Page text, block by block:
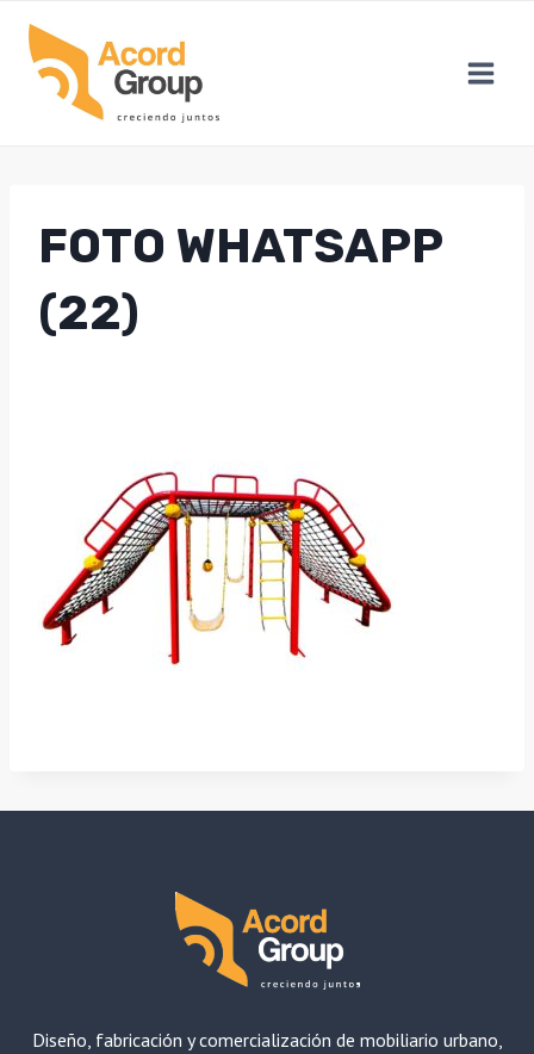
content
FOTO WHATSAPP
(22)
Diseño, fabricación y comercialización de mobiliario urbano,